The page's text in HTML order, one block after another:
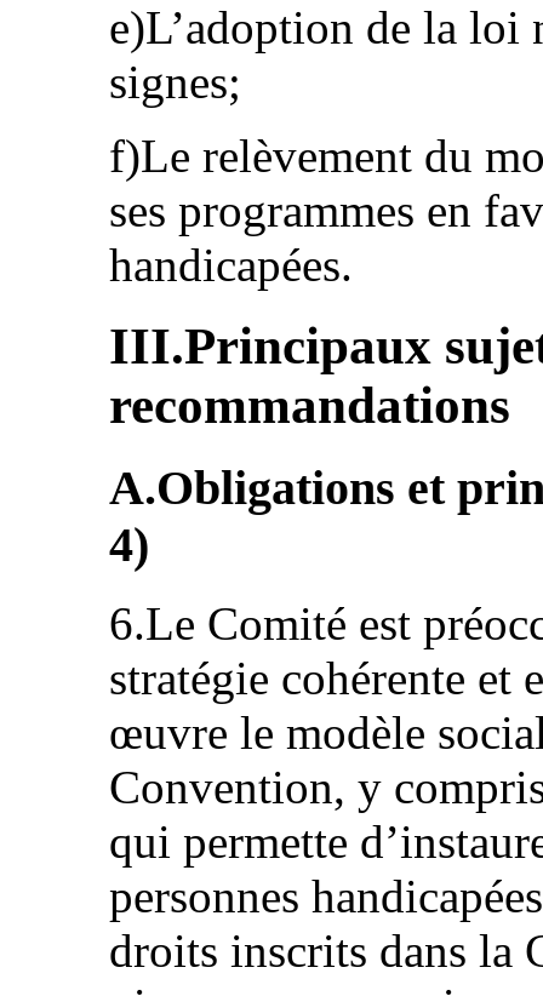
e)L’adoption de la loi
signes;
f)Le relèvement du
ses programmes en
handicapées.
III.Principaux
recommandations
A.Obligations et
4)
6.Le Comité est
stratégie cohérente et
œuvre le modèle
Convention, y
qui permette
personnes
droits inscrits dans la